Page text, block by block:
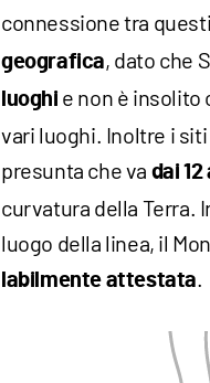
connessione tra
geografica, dato che
luoghi e non è insolito
vari luoghi. Inoltre i
presunta che va dai 12
curvatura della Terra.
luogo della linea, il
labilmente attestata.